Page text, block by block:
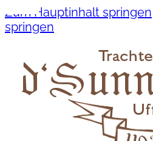
Zum Hauptinhalt springen
springen